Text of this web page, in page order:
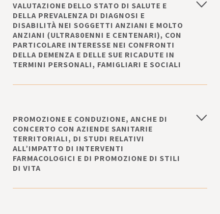
VALUTAZIONE DELLO STATO DI SALUTE E
DELLA PREVALENZA DI DIAGNOSI E
DISABILITÀ NEI SOGGETTI ANZIANI E MOLTO
ANZIANI (ULTRA80ENNI E CENTENARI), CON
PARTICOLARE INTERESSE NEI CONFRONTI
DELLA DEMENZA E DELLE SUE RICADUTE IN
TERMINI PERSONALI, FAMIGLIARI E SOCIALI
PROMOZIONE E CONDUZIONE, ANCHE DI
CONCERTO CON AZIENDE SANITARIE
TERRITORIALI, DI STUDI RELATIVI
ALL’IMPATTO DI INTERVENTI
FARMACOLOGICI E DI PROMOZIONE DI STILI
DI VITA